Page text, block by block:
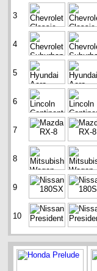
3
4
5
6
7
8
9
10